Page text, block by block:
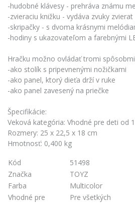
-hudobné klávesy - prehráva známu
-zvieraciu knižku - vydáva zvuky
-skripačky - s dvoma krásnymi
-hodiny s ukazovateľom a farebnými
Hračku možno ovládať tromi
-ako stolík s pripevnenými nožičkami
-ako panel, ktorý dieťa drží v ruke
-ako panel zavesený na priečke
Špecifikácie:
Veková kategória: Vhodné pre deti od
Rozmery: 25 x 22,5 x 18 cm
Hmotnosť: 0,400 kg
Kód
51498
Značka
TOYZ
Farba
Multicolor
Vhodné pre
Pre všetkých